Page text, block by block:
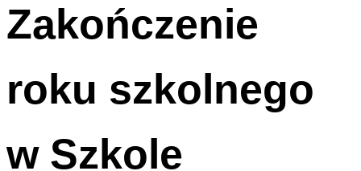
Zakończenie
roku szkolnego
w Szkole